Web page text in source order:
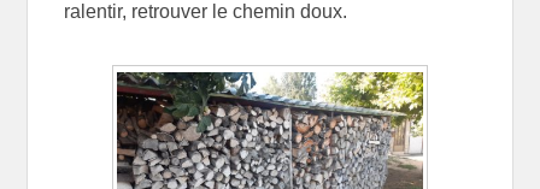
ralentir, retrouver le chemin doux.